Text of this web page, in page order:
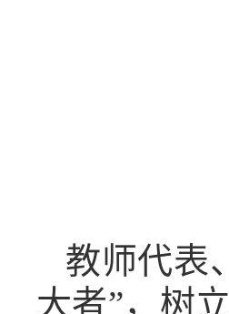
教师代表
大者”，树